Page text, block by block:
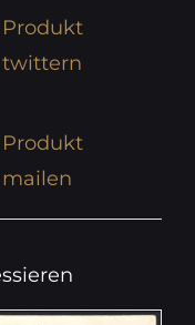
Produkt
twittern
Produkt
mailen